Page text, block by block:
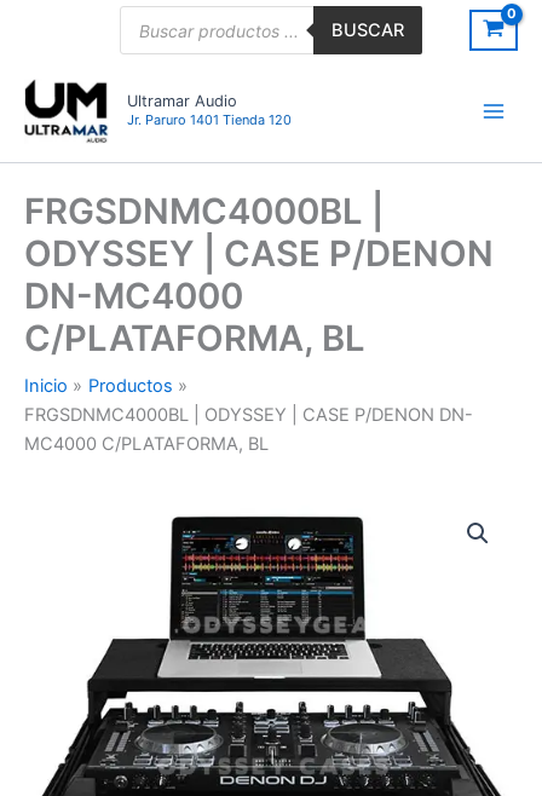
BUSCAR
Ultramar Audio
Jr. Paruro 1401 Tienda 120
FRGSDNMC4000BL |
ODYSSEY | CASE P/DENON
DN-MC4000
C/PLATAFORMA, BL
Inicio
Productos
FRGSDNMC4000BL | ODYSSEY | CASE P/DENON DN-
MC4000 C/PLATAFORMA, BL
MC4000
C/PLATAFORMA,
cantidad